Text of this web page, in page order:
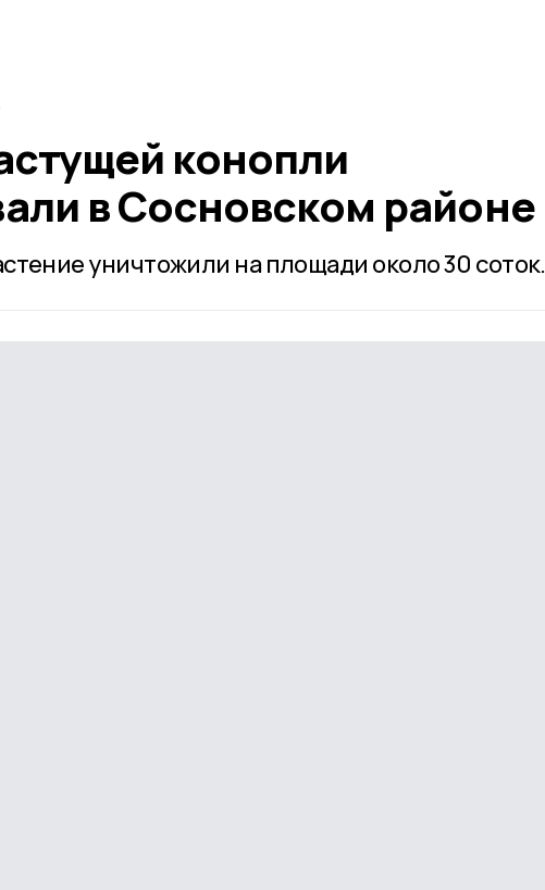
конопли
в Сосновском районе
уничтожили на площади около 30 соток.